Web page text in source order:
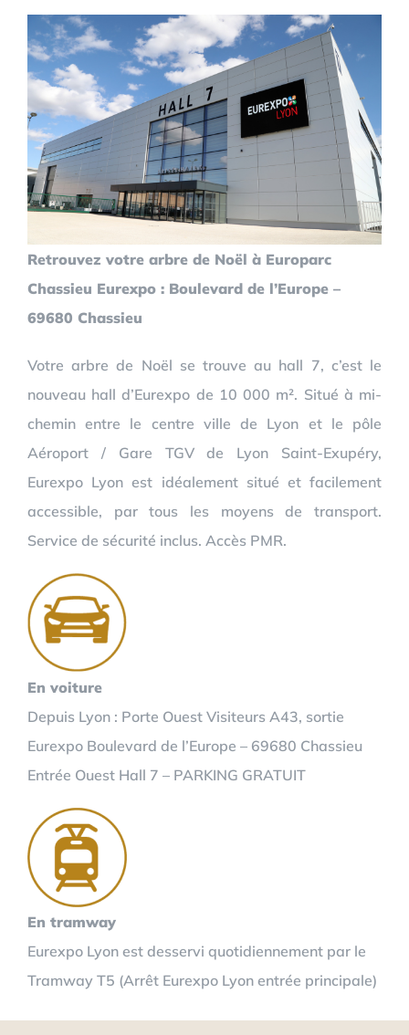
Retrouvez votre arbre de Noël à Europarc
Chassieu Eurexpo : Boulevard de l’Europe –
69680 Chassieu
Votre arbre de Noël se trouve au hall 7, c’est le
nouveau hall d’Eurexpo de 10 000 m². Situé à mi-
chemin entre le centre ville de Lyon et le pôle
Aéroport / Gare TGV de Lyon Saint-Exupéry,
Eurexpo Lyon est idéalement situé et facilement
accessible, par tous les moyens de transport.
Service de sécurité inclus. Accès PMR.
En voiture
Depuis Lyon : Porte Ouest Visiteurs A43, sortie
Eurexpo Boulevard de l’Europe – 69680 Chassieu
Entrée Ouest Hall 7 – PARKING GRATUIT
En tramway
Eurexpo Lyon est desservi quotidiennement par le
Tramway T5 (Arrêt Eurexpo Lyon entrée principale)